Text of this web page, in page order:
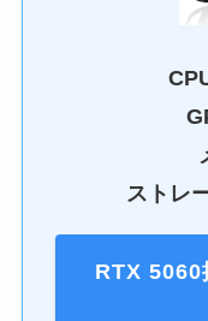
ストレ
RTX 5060